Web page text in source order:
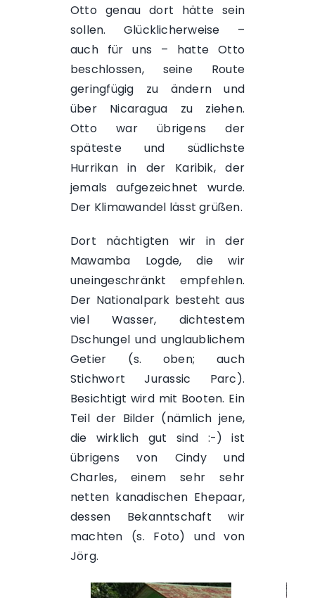
Ottogenau dort hätte sein
sollen. Glücklicherweise –
auch für uns – hatte Otto
beschlossen, seine Route
geringfügig zu ändern und
über Nicaragua zu ziehen.
Otto war übrigens der
späteste und südlichste
Hurrikan in der Karibik, der
jemals aufgezeichnet wurde.
Der Klimawandel lässt grüßen.
Dort nächtigten wir in der
Mawamba Logde, die wir
uneingeschränkt empfehlen.
Der Nationalpark besteht aus
viel Wasser, dichtestem
Dschungel und unglaublichem
Getier (s. oben; auch
Stichwort Jurassic Parc).
Besichtigt wird mit Booten. Ein
Teil der Bilder (nämlich jene,
die wirklich gut sind :-) ist
übrigens von Cindy und
Charles, einem sehr sehr
netten kanadischen Ehepaar,
dessen Bekanntschaft wir
machten (s. Foto) und von
Jörg.